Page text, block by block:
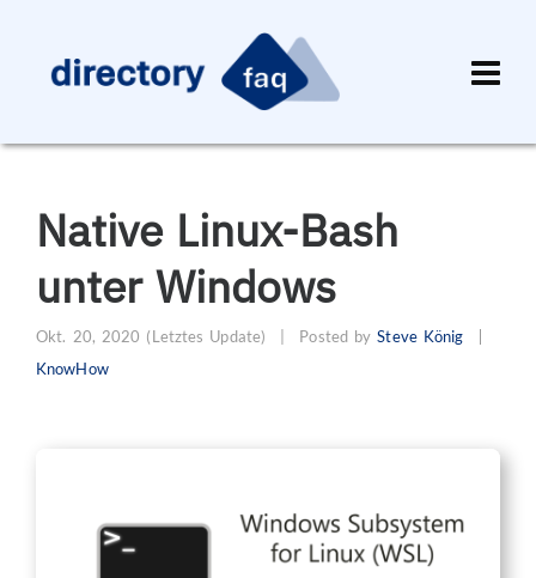
Native Linux-Bash
unter Windows
Okt. 20, 2020 (Letztes Update) Posted bySteve König
KnowHow